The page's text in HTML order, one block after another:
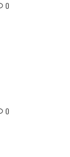
0
0